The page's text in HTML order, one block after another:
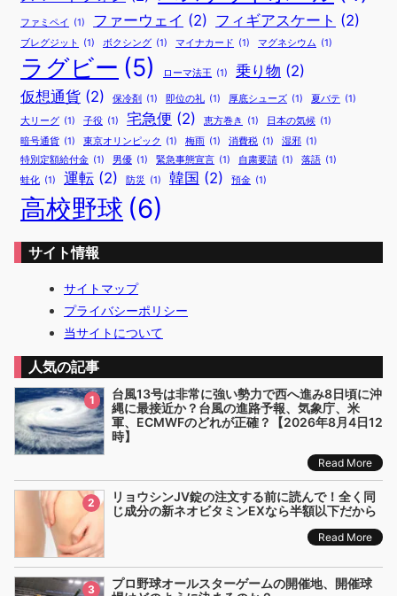
ファミペイ (1) ファーウェイ (2) フィギアスケート (2)
ブレグジット (1) ボクシング (1) マイナカード (1) マグネシウム (1)
ラグビー (5) ローマ法王 (1) 乗り物 (2)
仮想通貨 (2) 保冷剤 (1) 即位の礼 (1) 厚底シューズ (1) 夏バテ (1)
大リーグ (1) 子役 (1) 宅急便 (2) 恵方巻き (1) 日本の気候 (1)
暗号通貨 (1) 東京オリンピック (1) 梅雨 (1) 消費税 (1) 湿邪 (1)
特別定額給付金 (1) 男優 (1) 緊急事態宣言 (1) 自粛要請 (1) 落語 (1)
蛙化 (1) 運転 (2) 防災 (1) 韓国 (2) 預金 (1)
高校野球 (6)
サイト情報
サイトマップ
プライバシーポリシー
当サイトについて
人気の記事
1
台風13号は非常に強い勢力で西へ進み8日頃に沖
縄に最接近か？台風の進路予報、気象庁、米
軍、ECMWFのどれが正確？【2026年8月4日12
時】
Read More
2
リョウシンJV錠の注文する前に読んで！全く同
じ成分の新ネオビタミンEXなら半額以下だから
Read More
3
プロ野球オールスターゲームの開催地、開催球